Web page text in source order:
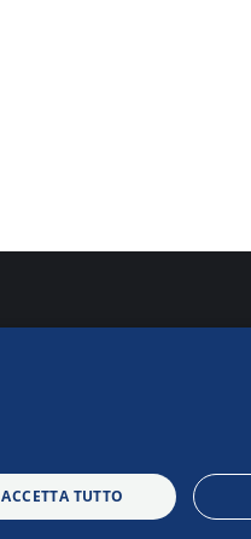
ACCETTA TUTTO